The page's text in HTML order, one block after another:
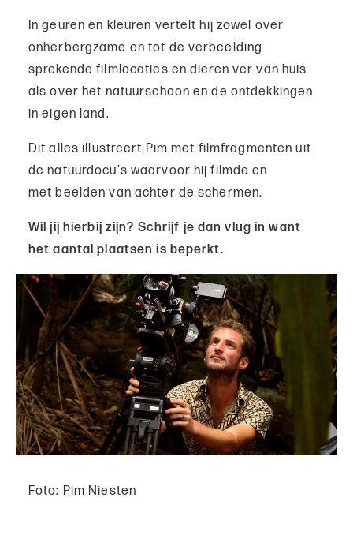
In geuren en kleuren vertelt hij zowel over
onherbergzame en tot de verbeelding
sprekende filmlocaties en dieren ver van huis
als over het natuurschoon en de ontdekkingen
in eigen land.
Dit alles illustreert Pim met filmfragmenten uit
de natuurdocu's waarvoor hij filmde en
met beelden van achter de schermen.
Wil jij hierbij zijn? Schrijf je dan vlug in want
het aantal plaatsen is beperkt.
Foto: Pim Niesten